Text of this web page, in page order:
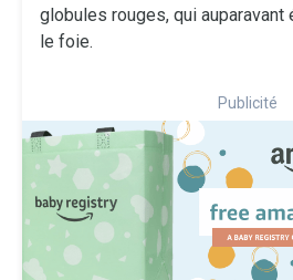
globules rouges, qui
le foie.
Publicité